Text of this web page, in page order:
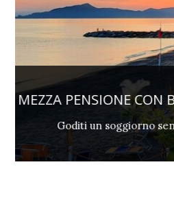
E S... PENSIONE
Non